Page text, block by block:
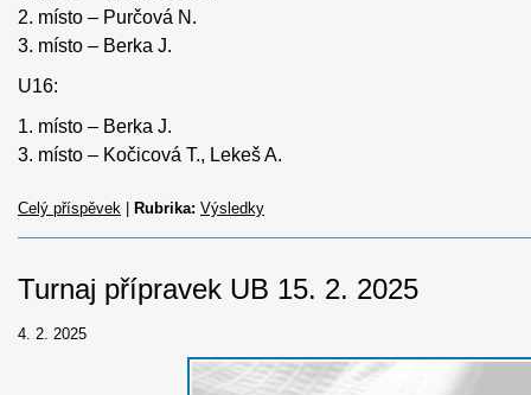
2. místo – Purčová N.
3. místo – Berka J.
U16:
1. místo – Berka J.
3. místo – Kočicová T., Lekeš A.
Celý příspěvek | Rubrika: Výsledky
Turnaj přípravek UB 15. 2. 2025
4. 2. 2025